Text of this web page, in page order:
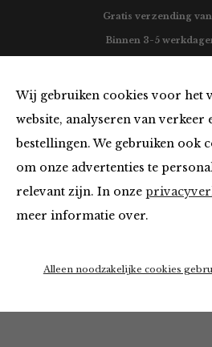
Wij gebruiken cookies voor het
website, analyseren van verkeer
bestellingen. We gebruiken ook
om onze advertenties te
relevant zijn. In onze
meer informatie over.
Alleen noodzakelijke cookies
Gratis verzending
Binnen 3-5
Accessoires
It’s ok to be a little